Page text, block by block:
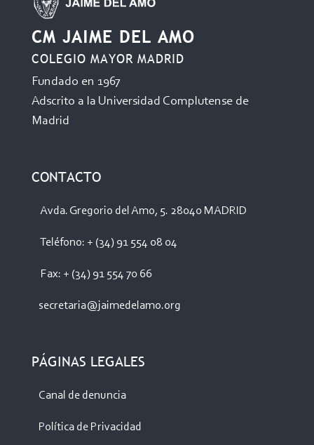
CM JAIME DEL AMO
COLEGIO MAYOR MADRID
Fundado en 1967
Adscrito a la Universidad Complutense de
Madrid
CONTACTO
Avda. Gregorio del Amo, 5. 28040 MADRID
Teléfono: + (34) 91 554 08 04
Fax: + (34) 91 554 70 66
secretaria@jaimedelamo.org
PÁGINAS LEGALES
Canal de denuncia
Política de Privacidad